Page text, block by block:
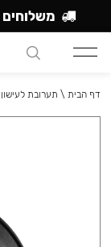
דף הבית \ תערובת לעישון
משלוחים